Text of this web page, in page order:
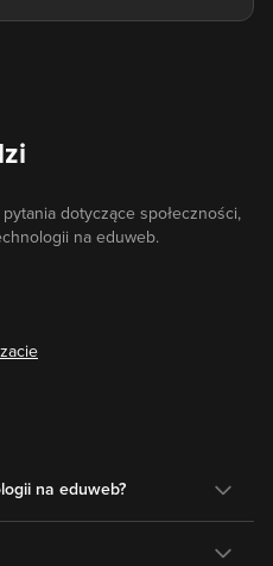
dotyczące społeczności,
na eduweb.
na eduweb?